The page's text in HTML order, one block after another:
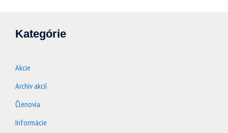
Kategórie
Akcie
Archív akcií
Členovia
Informácie